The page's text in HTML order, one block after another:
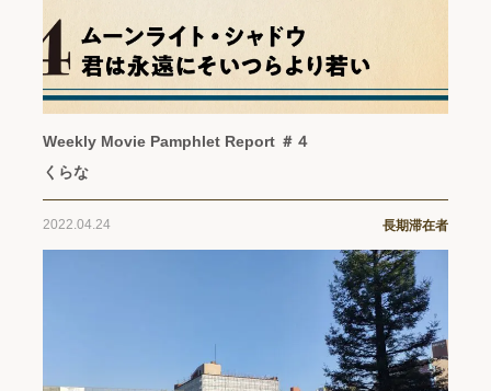
#アイデア
#旅
#日記 #暮らし #生活 #留学
アパートメントについて
入居者一覧
Weekly Movie Pamphlet Report ＃４
くらな
2022.04.24 長期滞在者